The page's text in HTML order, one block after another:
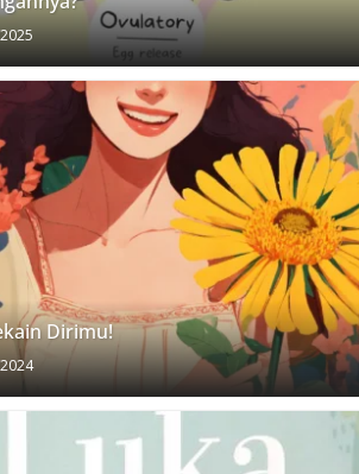
Dirimu!